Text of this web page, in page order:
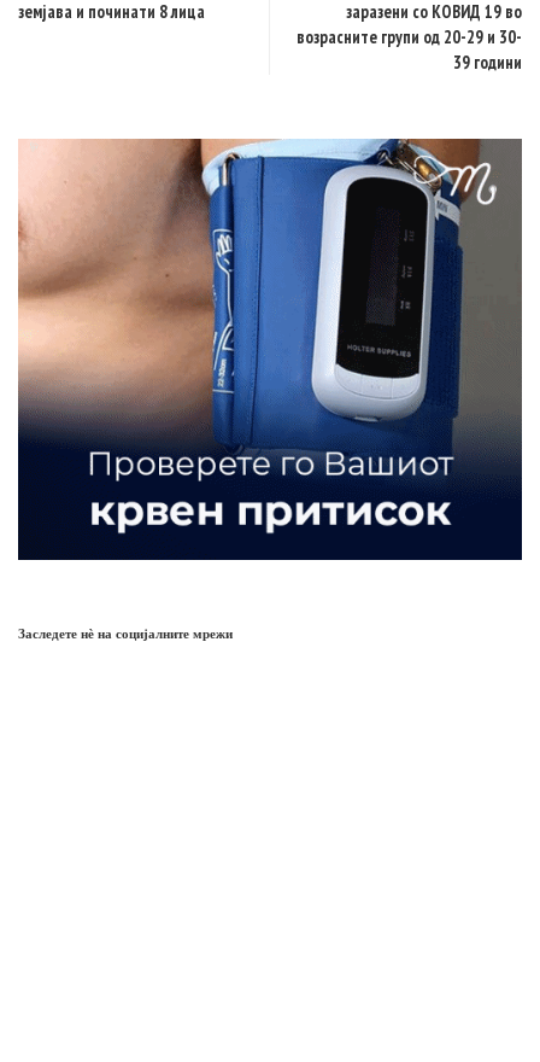
земјава и починати 8 лица
заразени со КОВИД 19 во
возрасните групи од 20-29 и 30-
39 години
Заследете нѐ на социјалните мрежи